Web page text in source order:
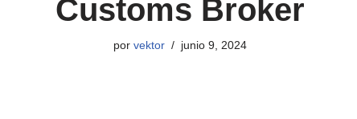
Customs Broker
por vektor junio 9, 2024